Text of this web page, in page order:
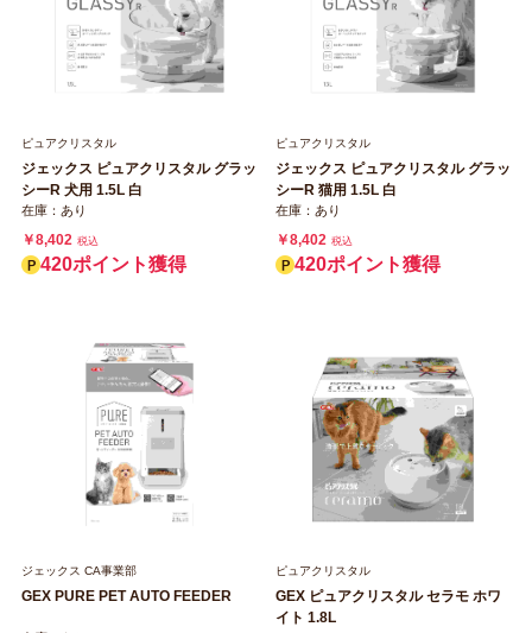
ピュアクリスタル
ジェックス ピュアクリスタル グラッ
シーR 犬用 1.5L 白
在庫：あり
￥8,402 税込
420ポイント獲得
ピュアクリスタル
ジェックス ピュアクリスタル グラッ
シーR 猫用 1.5L 白
在庫：あり
￥8,402 税込
420ポイント獲得
ジェックス CA事業部
GEX PURE PET AUTO FEEDER
ピュアクリスタル
GEX ピュアクリスタル セラモ ホワ
イト 1.8L